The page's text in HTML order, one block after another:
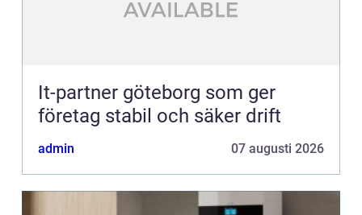
It-partner göteborg som ger
företag stabil och säker drift
admin 07 augusti 2026